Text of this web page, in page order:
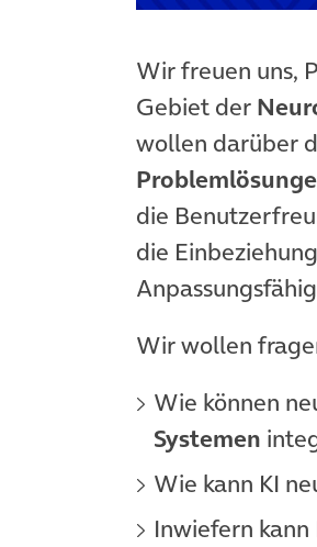
Wir freuen uns,
Gebiet der
wollen darüber
die
die
Wir wollen
Wie können
Systemen
Wie kann KI
Inwiefern